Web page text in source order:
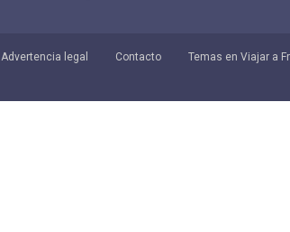
Advertencia legal Contacto Temas en Viajar a